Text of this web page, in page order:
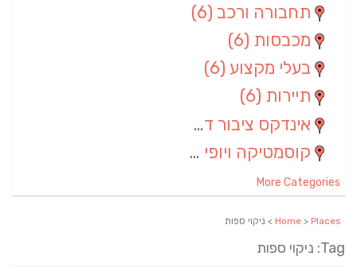
תחבורה ורכב (6)
מכבסות (6)
בעלי מקצוע (6)
תיירות (6)
אינדקס ציבור דתי
קוסמטיקה ויופי (4)
More Categories
Home > Places > ניקוי ספות
Tag: ניקוי ספות